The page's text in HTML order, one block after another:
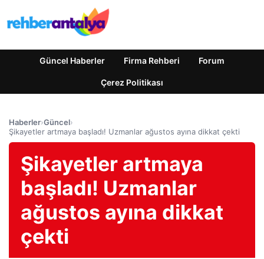
Güncel Haberler Firma Rehberi Forum
Çerez Politikası
Haberler›Güncel›
Şikayetler artmaya başladı! Uzmanlar ağustos ayına dikkat çekti
Şikayetler artmaya
başladı! Uzmanlar
ağustos ayına dikkat
çekti